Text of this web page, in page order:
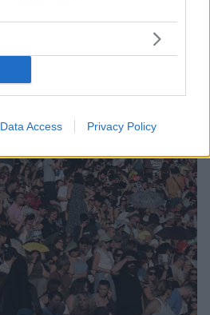
Data Access Privacy Policy